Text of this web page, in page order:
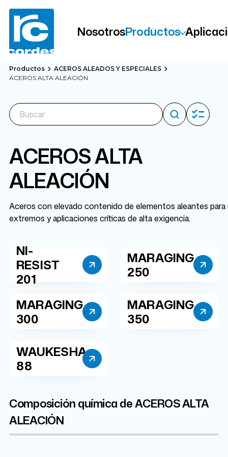
NosotrosProductos
Productos
ACEROS ALEADOS Y ESPECIALES
ACEROS ALTA ALEACIÓN
ACEROS ALTA
ALEACIÓN
Aceros con elevado contenido de elementos aleantes
extremos y aplicaciones críticas de alta exigencia.
NI-
RESIST
201
MARAGING
250
MARAGING
300
MARAGING
350
WAUKESHA
88
Composición química de ACEROS ALTA
ALEACIÓN